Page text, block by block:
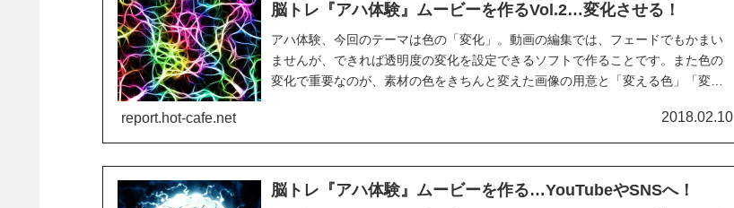
脳トレ『アハ体験』ムービーを作るVol.2…変化させる！
アハ体験、今回のテーマは色の「変化」。動画の編集では、フェードでもかまい
ませんが、できれば透明度の変化を設定できるソフトで作ることです。また色の
変化で重要なのが、素材の色をきちんと変えた画像の用意と「変える色」「変え
report.hot-cafe.net 2018.02.10
脳トレ『アハ体験』ムービーを作る…YouTubeやSNSへ！